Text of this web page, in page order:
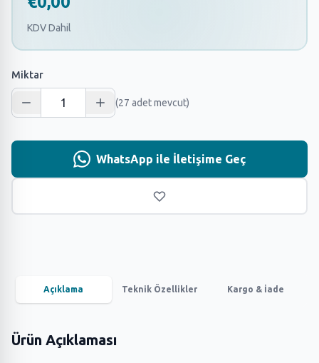
KDV Dahil
Miktar
(27 adet mevcut)
WhatsApp ile İletişime Geç
Açıklama Teknik Özellikler Kargo & İade
Ürün Açıklaması